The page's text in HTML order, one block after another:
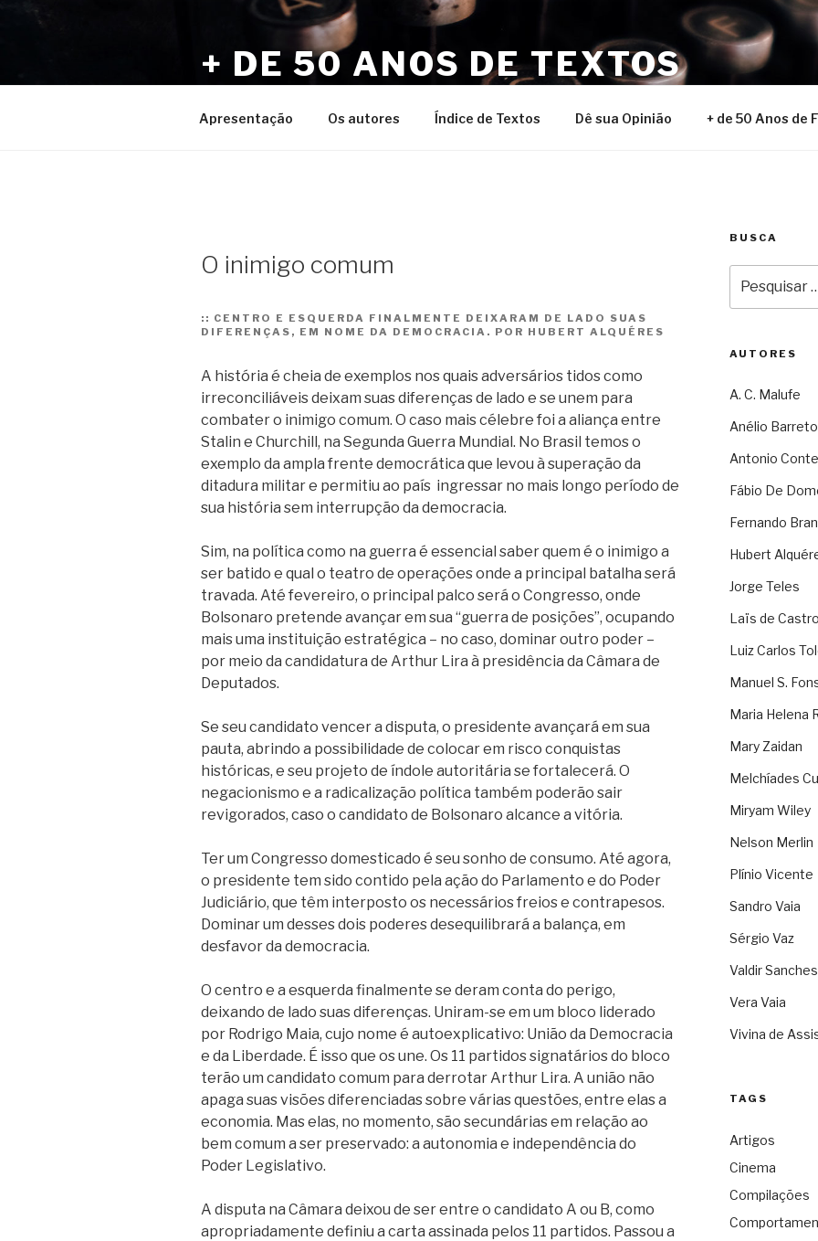
Pular
+ DE 50 ANOS DE TEXTOS
Apresentação Os autores Índice de Textos Dê sua Opinião + de 50 Anos de
O inimigo comum
:: CENTRO E ESQUERDA FINALMENTE DEIXARAM DE LADO SUAS
DIFERENÇAS, EM NOME DA DEMOCRACIA. POR HUBERT ALQUÉRES
A história é cheia de exemplos nos quais adversários tidos como
irreconciliáveis deixam suas diferenças de lado e se unem para
combater o inimigo comum. O caso mais célebre foi a aliança entre
Stalin e Churchill, na Segunda Guerra Mundial. No Brasil temos o
exemplo da ampla frente democrática que levou à superação da
ditadura militar e permitiu ao país ingressar no mais longo período de
sua história sem interrupção da democracia.
Sim, na política como na guerra é essencial saber quem é o inimigo a
ser batido e qual o teatro de operações onde a principal batalha será
travada. Até fevereiro, o principal palco será o Congresso, onde
Bolsonaro pretende avançar em sua “guerra de posições”, ocupando
mais uma instituição estratégica – no caso, dominar outro poder –
por meio da candidatura de Arthur Lira à presidência da Câmara de
Deputados.
Se seu candidato vencer a disputa, o presidente avançará em sua
pauta, abrindo a possibilidade de colocar em risco conquistas
históricas, e seu projeto de índole autoritária se fortalecerá. O
negacionismo e a radicalização política também poderão sair
revigorados, caso o candidato de Bolsonaro alcance a vitória.
Ter um Congresso domesticado é seu sonho de consumo. Até agora,
o presidente tem sido contido pela ação do Parlamento e do Poder
Judiciário, que têm interposto os necessários freios e contrapesos.
Dominar um desses dois poderes desequilibrará a balança, em
desfavor da democracia.
O centro e a esquerda finalmente se deram conta do perigo,
deixando de lado suas diferenças. Uniram-se em um bloco liderado
por Rodrigo Maia, cujo nome é autoexplicativo: União da Democracia
e da Liberdade. É isso que os une. Os 11 partidos signatários do bloco
terão um candidato comum para derrotar Arthur Lira. A união não
apaga suas visões diferenciadas sobre várias questões, entre elas a
economia. Mas elas, no momento, são secundárias em relação ao
bem comum a ser preservado: a autonomia e independência do
Poder Legislativo.
A disputa na Câmara deixou de ser entre o candidato A ou B, como
apropriadamente definiu a carta assinada pelos 11 partidos. Passou a
BUSCA
por:
AUTORES
A. C. Malufe
Anélio Barreto
Antonio
Fábio De
Fernando
Hubert
Jorge Teles
Laïs de Castro
Luiz Carlos
Manuel S.
Maria Helena
Mary Zaidan
Melchíades
Miryam Wiley
Nelson Merlin
Plínio Vicente
Sandro Vaia
Sérgio Vaz
Valdir Sanches
Vera Vaia
Vivina de
TAGS
Artigos
Cinema
Compilações